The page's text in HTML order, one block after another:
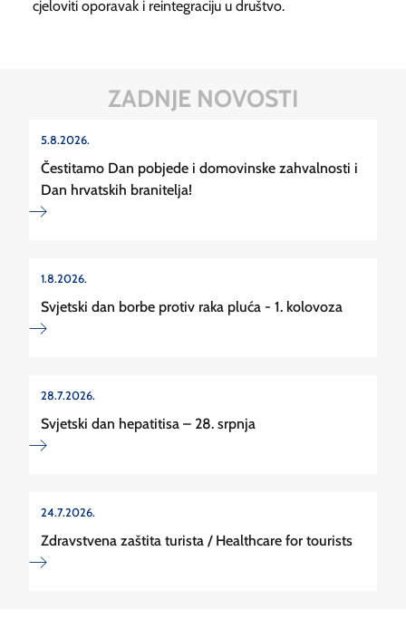
cjeloviti oporavak i reintegraciju u društvo.
ZADNJE NOVOSTI
5.8.2026.
Čestitamo Dan pobjede i domovinske zahvalnosti i
Dan hrvatskih branitelja!
1.8.2026.
Svjetski dan borbe protiv raka pluća - 1. kolovoza
28.7.2026.
Svjetski dan hepatitisa – 28. srpnja
24.7.2026.
Zdravstvena zaštita turista / Healthcare for tourists